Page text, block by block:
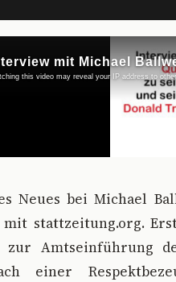
Neues bei Michael
stattzeitung.org.
zur Amtseinführung
einer